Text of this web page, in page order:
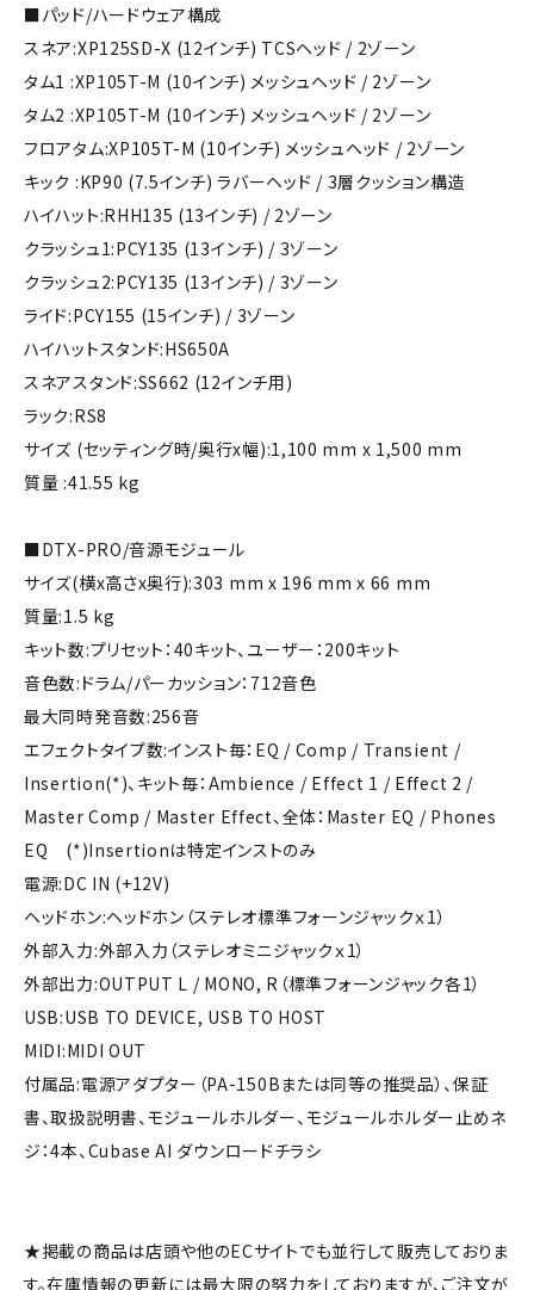
■パッド/ハードウェア構成
スネア:XP125SD-X (12インチ) TCSヘッド / 2ゾーン
タム1 :XP105T-M (10インチ) メッシュヘッド / 2ゾーン
タム2 :XP105T-M (10インチ) メッシュヘッド / 2ゾーン
フロアタム:XP105T-M (10インチ) メッシュヘッド / 2ゾーン
キック :KP90 (7.5インチ) ラバーヘッド / 3層クッション構造
ハイハット:RHH135 (13インチ) / 2ゾーン
クラッシュ1:PCY135 (13インチ) / 3ゾーン
クラッシュ2:PCY135 (13インチ) / 3ゾーン
ライド:PCY155 (15インチ) / 3ゾーン
ハイハットスタンド:HS650A
スネアスタンド:SS662 (12インチ用)
ラック:RS8
サイズ (セッティング時/奥行x幅):1,100 mm x 1,500 mm
質量 :41.55 kg
■DTX-PRO/音源モジュール
サイズ(横x高さx奥行):303 mm x 196 mm x 66 mm
質量:1.5 kg
キット数:プリセット：40キット、ユーザー：200キット
音色数:ドラム/パーカッション：712音色
最大同時発音数:256音
エフェクトタイプ数:インスト毎：EQ / Comp / Transient /
Insertion(*)、キット毎：Ambience / Effect 1 / Effect 2 /
Master Comp / Master Effect、全体：Master EQ / Phones
EQ (*)Insertionは特定インストのみ
電源:DC IN (+12V)
ヘッドホン:ヘッドホン（ステレオ標準フォーンジャックｘ1）
外部入力:外部入力（ステレオミニジャックｘ1）
外部出力:OUTPUT L / MONO, R（標準フォーンジャック各1）
USB:USB TO DEVICE, USB TO HOST
MIDI:MIDI OUT
付属品:電源アダプター（PA-150Bまたは同等の推奨品）、保証
書、取扱説明書、モジュールホルダー、モジュールホルダー止めネ
ジ：4本、Cubase AI ダウンロードチラシ
★掲載の商品は店頭や他のECサイトでも並行して販売しておりま
す。在庫情報の更新には最大限の努力をしておりますが、ご注文が